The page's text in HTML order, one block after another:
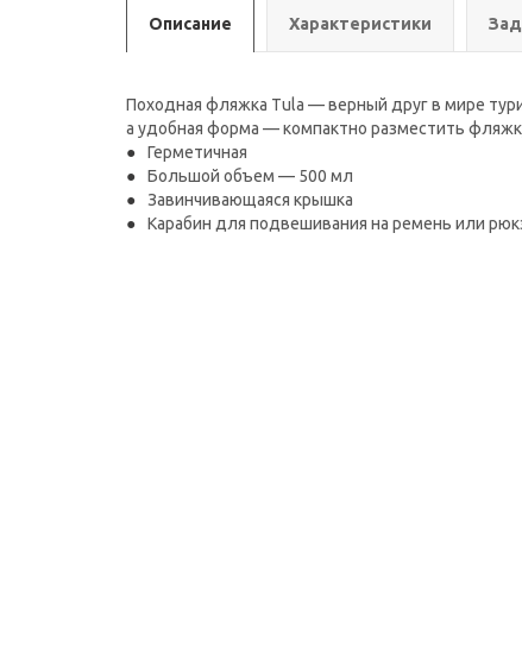
Описание Характеристики
Походная фляжка Tula — верный друг в мире
а удобная форма — компактно разместить
Герметичная
Большой объем — 500 мл
Завинчивающаяся крышка
Карабин для подвешивания на ремень или